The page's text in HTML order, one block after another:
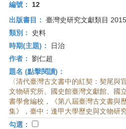
編號：
12
出版書目： 臺灣史研究文獻類目
類別：
史料
時期(主題)：
日治
作者： 劉仁超
題名 (點擊閱讀)：
〈清代臺灣古文書中的紅契：契尾與
文物研究所、國史館臺灣文獻館、國
書學會編校，《第八屆臺灣古文書與
集》，臺中：逢甲大學歷史與文物研
勾選：